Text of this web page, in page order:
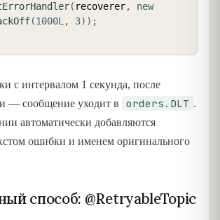
( recoverer,
new
(1000L, 3) ) ;
с интервалом 1 секунда, после
— сообщение уходит в
orders.DLT .
автоматически добавляются
ошибки и именем оригинального
способ: @RetryableTopic